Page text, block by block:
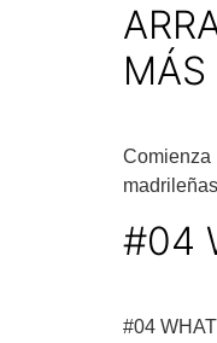
Comienza
#04
#04